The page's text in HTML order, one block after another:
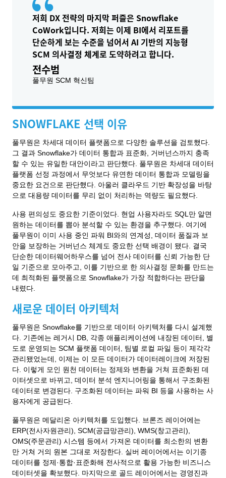
저희 DX 전략의 마지막 퍼즐은 Snowflake
CoWork입니다. 저희는 이제 BI에서 리포트를
단순하게 보는 수준을 넘어서 AI 기반의 지능형
SCM 의사결정 체계로 도약하려고 합니다.
전수범
풀무원 SCM 혁신팀
SNOWFLAKE 선택 이유
풀무원은 차세대 데이터 플랫폼으로 다양한 솔루션을 검토했다.
그 결과 Snowflake가 데이터 통합과 표준화, 거버넌스까지 충족
할 수 있는 유일한 대안이라고 판단했다. 풀무원은 차세대 데이터
플랫폼 선정 과정에서 무엇보다 유연한 데이터 통합과 모델링을
중요한 요건으로 판단했다. 아울러 클라우드 기반 확장성을 바탕
으로 대용량 데이터를 무리 없이 처리하는 역량도 필요했다.
사용 편의성도 중요한 기준이었다. 현업 사용자라도 SQL만 알면
원하는 데이터를 뽑아 분석할 수 있는 환경을 추구했다. 여기에
풀무원이 이미 사용 중인 파워 BI와의 연계성, 데이터 품질과 보
안을 보장하는 거버넌스 체계도 중요한 선택 배경이 됐다. 결국
단순한 데이터웨어하우스를 넘어 전사 데이터를 신뢰 가능한 단
일 기준으로 모아주고, 이를 기반으로 한 의사결정 문화를 만드는
데 최적화된 플랫폼으로 Snowflake가 가장 적합하다는 판단을
내렸다.
새로운 데이터 아키텍처
풀무원은 Snowflake를 기반으로 데이터 아키텍처를 다시 설계했
다. 기존에는 레거시 DB, 각종 애플리케이션에 내장된 데이터, 별
도로 운영되는 SCM 플랫폼 데이터, 팀별 로컬 파일 등이 제각각
관리됐었는데, 이제는 이 모든 데이터가 데이터레이크에 저장된
다. 이렇게 모인 원천 데이터는 정제와 변환을 거쳐 표준화된 데
이터셋으로 바뀌고, 데이터 분석 엔지니어링을 통해서 구조화된
데이터로 변경된다. 구조화된 데이터는 파워 BI 등을 사용하는 사
용자에게 공급된다.
풀무원은 메달리온 아키텍처를 도입했다. 브론즈 레이어에는
ERP(전사자원관리), SCM(공급망관리), WMS(창고관리),
OMS(주문관리) 시스템 등에서 가져온 데이터를 최소한의 변환
만 거쳐 거의 원본 그대로 저장한다. 실버 레이어에서는 이기종
데이터를 정제·통합·표준화해 전사적으로 활용 가능한 비즈니스
데이터셋을 확보했다. 마지막으로 골드 레이어에서는 경영진과